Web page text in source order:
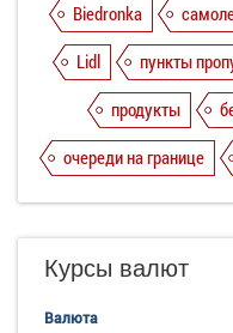
Biedronka
Lidl
пункты
продукты
очереди на границе
Курсы валют
Валюта